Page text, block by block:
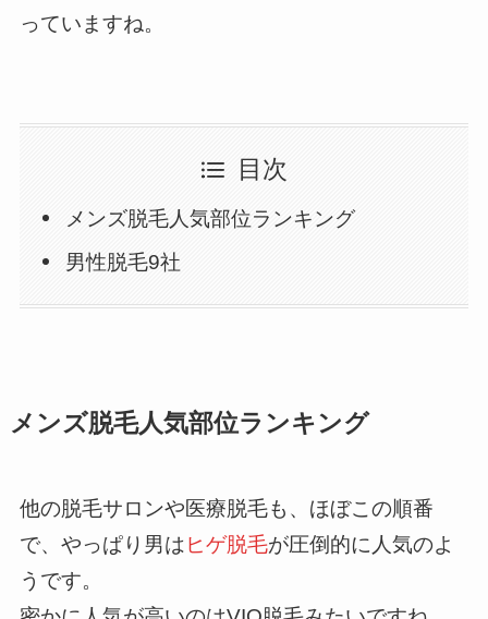
っていますね。
目次
メンズ脱毛人気部位ランキング
男性脱毛9社
メンズ脱毛人気部位ランキング
他の脱毛サロンや医療脱毛も、ほぼこの順番
で、やっぱり男はヒゲ脱毛が圧倒的に人気のよ
うです。